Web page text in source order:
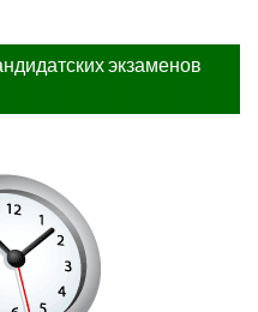
экзаменов